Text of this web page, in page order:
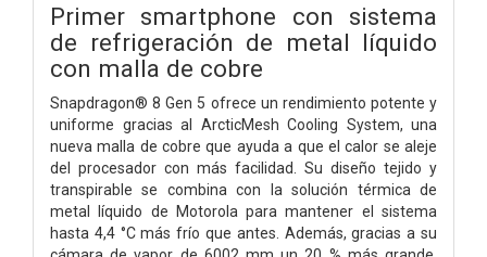
Primer smartphone con sistema
de refrigeración de metal líquido
con malla de cobre
Snapdragon® 8 Gen 5 ofrece un rendimiento potente y
uniforme gracias al ArcticMesh Cooling System, una
nueva malla de cobre que ayuda a que el calor se aleje
del procesador con más facilidad. Su diseño tejido y
transpirable se combina con la solución térmica de
metal líquido de Motorola para mantener el sistema
hasta 4,4 °C más frío que antes. Además, gracias a su